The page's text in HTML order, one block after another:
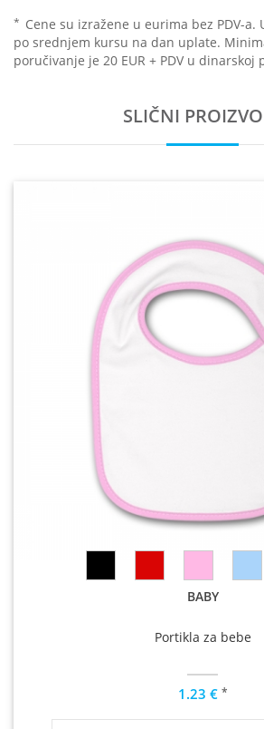
* Cene su izražene u eurima bez PDV-
po srednjem kursu na dan uplate.
poručivanje je 20 EUR + PDV u dinarskoj
SLIČNI
BABY
Portikla za bebe
1.23 € *